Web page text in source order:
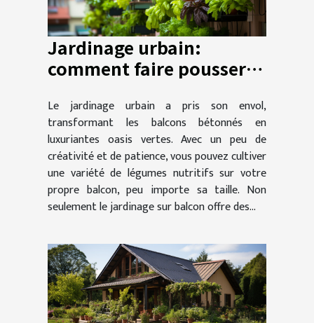
Jardinage urbain:
comment faire pousser
balcon
Le jardinage urbain a pris son envol,
transformant les balcons bétonnés en
luxuriantes oasis vertes. Avec un peu de
créativité et de patience, vous pouvez cultiver
une variété de légumes nutritifs sur votre
propre balcon, peu importe sa taille. Non
seulement le jardinage sur balcon offre des...